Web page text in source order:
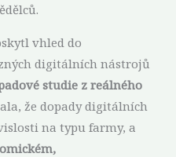
vhled do
digitálních nástrojů
studie z reálného
že dopady digitálních
na typu farmy, a